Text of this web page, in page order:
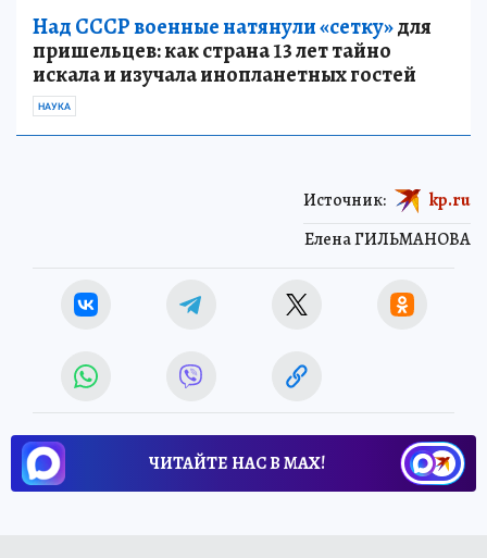
Над СССР военные натянули «сетку»для
пришельцев: как страна 13 лет тайно
искала и изучала инопланетных гостей
НАУКА
Елена ГИЛЬМАНОВА
Источник: kp.ru
ЧИТАЙТЕ НАС В МАХ!